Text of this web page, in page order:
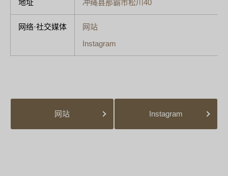
地址 冲绳县那霸市松川40
网络·社交媒体
网站
Instagram
网站 Instagram